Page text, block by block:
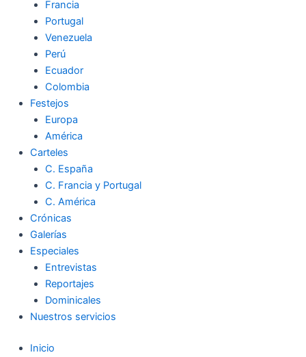
Francia
Portugal
Venezuela
Perú
Ecuador
Colombia
Festejos
Europa
América
Carteles
C. España
C. Francia y Portugal
C. América
Crónicas
Galerías
Especiales
Entrevistas
Reportajes
Dominicales
Nuestros servicios
Inicio